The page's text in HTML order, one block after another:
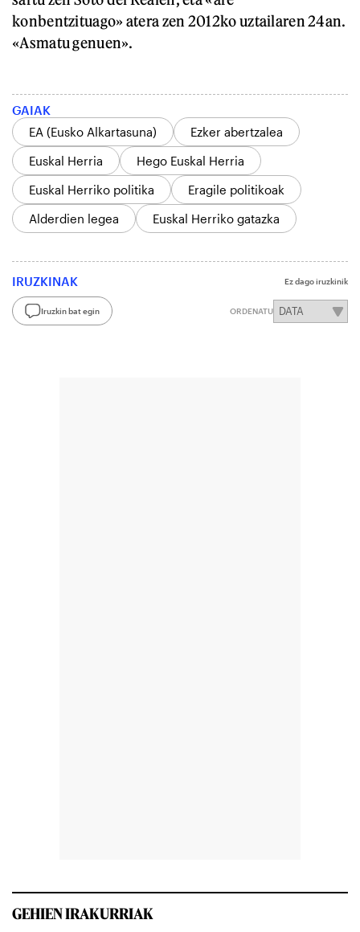
konbentzituago» atera zen 2012ko uztailaren 24an.
«Asmatu genuen».
GAIAK
EA (Eusko Alkartasuna)
Ezker abertzalea
Euskal Herria
Hego Euskal Herria
Euskal Herriko politika
Eragile politikoak
Alderdien legea
Euskal Herriko gatazka
IRUZKINAK Ez dago iruzkinik
Iruzkin bat egin ORDENATU
GEHIEN IRAKURRIAK